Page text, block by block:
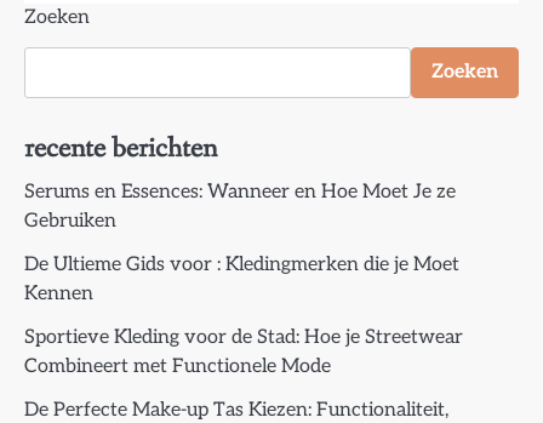
Zoeken
Zoeken
recente berichten
Serums en Essences: Wanneer en Hoe Moet Je ze
Gebruiken
De Ultieme Gids voor : Kledingmerken die je Moet
Kennen
Sportieve Kleding voor de Stad: Hoe je Streetwear
Combineert met Functionele Mode
De Perfecte Make-up Tas Kiezen: Functionaliteit,